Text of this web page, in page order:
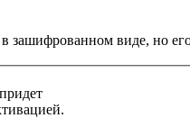
зашифрованном виде, но